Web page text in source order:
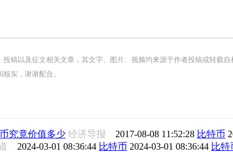
稿以及征文相关文章，其文字、图片、视频均来源于作者投稿或转载
实，谢谢配合。
究竟价值多少 经济导报 2017-08-08 11:52:28 比特币
道 2024-03-01 08:36:44 比特币 2024-03-01 08:36:44 比特